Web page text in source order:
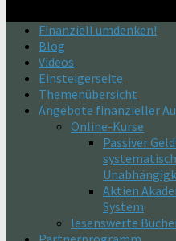
Finanziell umdenken!
Blog
Videos
Einsteigerseite
Themenübersicht
Angebote finanzieller
Online-Kurse
Passiver
Aktien
System
lesenswerte